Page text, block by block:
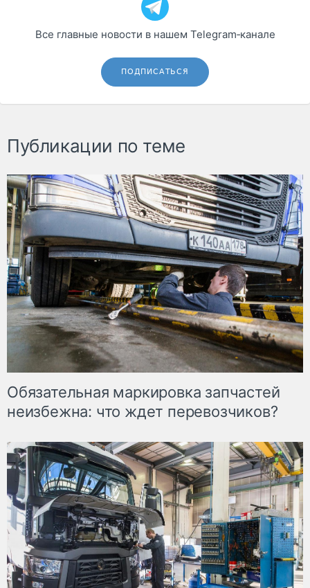
Все главные новости в нашем Telegram‑канале
ПОДПИСАТЬСЯ
Публикации по теме
Обязательная маркировка запчастей
неизбежна: что ждет перевозчиков?